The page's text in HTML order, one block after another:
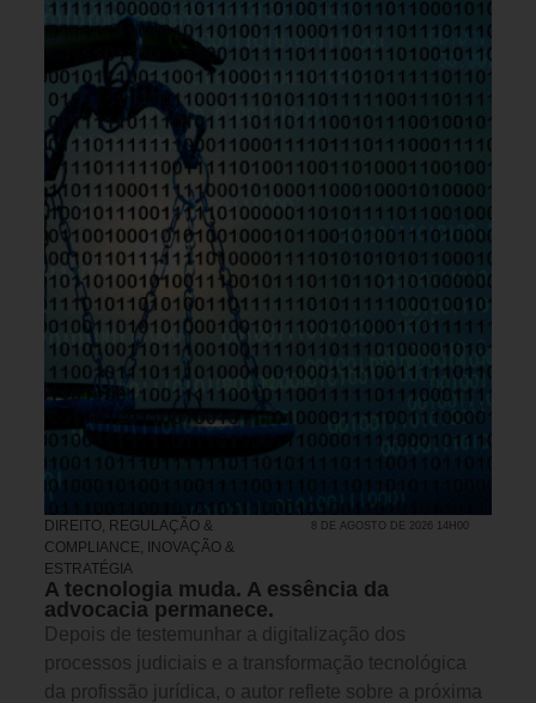
DIREITO, REGULAÇÃO &
COMPLIANCE,
INOVAÇÃO &
ESTRATÉGIA
8 DE AGOSTO DE 2026 14H00
A tecnologia muda. A essência da
advocacia permanece.
Depois de testemunhar a digitalização dos
processos judiciais e a transformação tecnológica
da profissão jurídica, o autor reflete sobre a próxima